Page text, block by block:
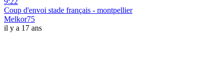
Coup d'envoi stade français - montpellier
Melkor75
il y a 17 ans